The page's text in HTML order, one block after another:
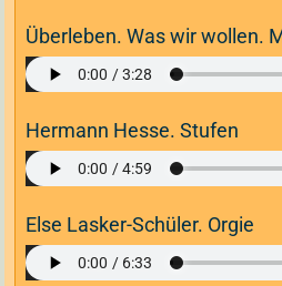
Überleben. Was wir wollen.
Hermann Hesse. Stufen
Else Lasker-Schüler. Orgie